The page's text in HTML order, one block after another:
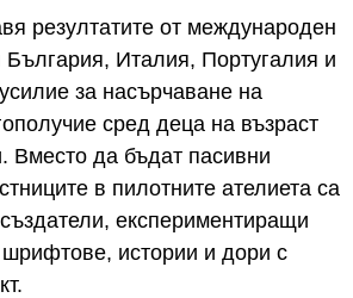
резултатите от международен
България, Италия, Португалия и
за насърчаване на
сред деца на възраст
Вместо да бъдат пасивни
в пилотните ателиета са
експериментиращи
шрифтове, истории и дори с